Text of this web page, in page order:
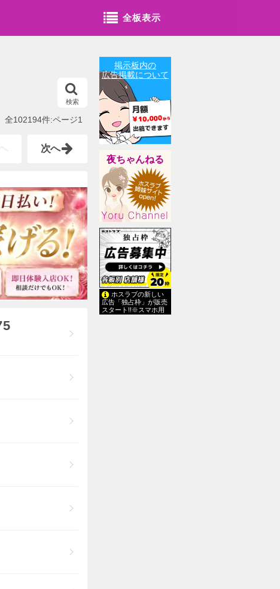
全板表示
検索
全102194件:ページ1
次へ
掲示板内の
広告掲載について
夜ちゃんねる
ホスラブの新しい
広告「独占枠」が販売
スタート!!※スマホ用